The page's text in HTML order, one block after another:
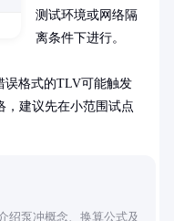
测试环境或网络隔
离条件下进行。
误格式的TLV可能触发
，建议先在小范围试点
绍泵冲概念、换算公式及